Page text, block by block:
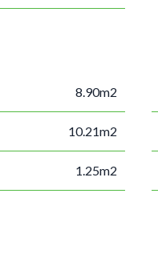
8.90m2
10.21m2
1.25m2